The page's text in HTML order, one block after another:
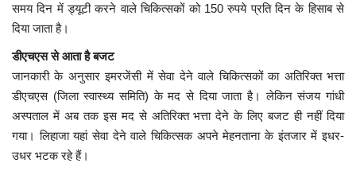
समय दिन में ड्यूटी करने वाले चिकित्सकों को 150 रुपये प्रति दिन के हिसाब से
दिया जाता है।
डीएचएस से आता है बजट
जानकारी के अनुसार इमरजेंसी में सेवा देने वाले चिकित्सकों का अतिरिक्त भत्ता
डीएचएस (जिला स्वास्थ्य समिति) के मद से दिया जाता है। लेकिन संजय गांधी
अस्पताल में अब तक इस मद से अतिरिक्त भत्ता देने के लिए बजट ही नहीं दिया
गया। लिहाजा यहां सेवा देने वाले चिकित्सक अपने मेहनताना के इंतजार में इधर-
उधर भटक रहे हैं।